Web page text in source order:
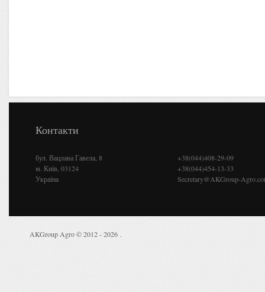
Контакти
бул. Вацлава Гавела, 8
м. Київ, 03124
Україна
+38(044)408-29-09
+38(044)454-13-33
Secretary@AKGroup-
AKGroup Agro © 2012 - 2026 .